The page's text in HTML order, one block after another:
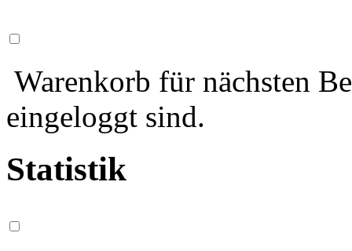
Warenkorb für nächsten
eingeloggt sind.
Statistik